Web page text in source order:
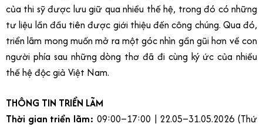
của thi sỹ được lưu giữ qua nhiều thế hệ, trong đó có những
tư liệu lần đầu tiên được giới thiệu đến công chúng. Qua đó,
triển lãm mong muốn mở ra một góc nhìn gần gũi hơn về con
người phía sau những dòng thơ đã đi cùng ký ức của nhiều
thế hệ độc giả Việt Nam.
THÔNG TIN TRIỂN LÃM
Thời gian triển lãm: 09:00–17:00 | 22.05–31.05.2026 (Thứ